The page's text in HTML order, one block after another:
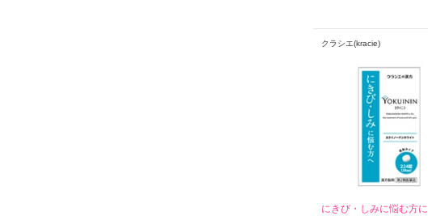
クラシエ(kracie)
にきび・しみに悩む方に